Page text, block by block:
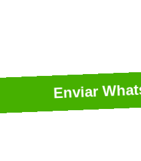
Enviar